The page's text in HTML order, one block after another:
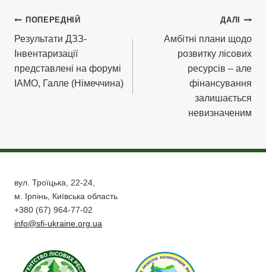
Навігація
записів
ПОПЕРЕДНІЙ
Результати ДЗЗ-
Інвентаризації
представлені на форумі
IAMO, Галле (Німеччина)
ДАЛІ
Амбітні плани щодо
розвитку лісових
ресурсів – але
фінансування
залишається
невизначеним
вул. Троїцька, 22-24,
м. Ірпінь, Київська область
+380 (67) 964-77-02
info@sfi-ukraine.org.ua